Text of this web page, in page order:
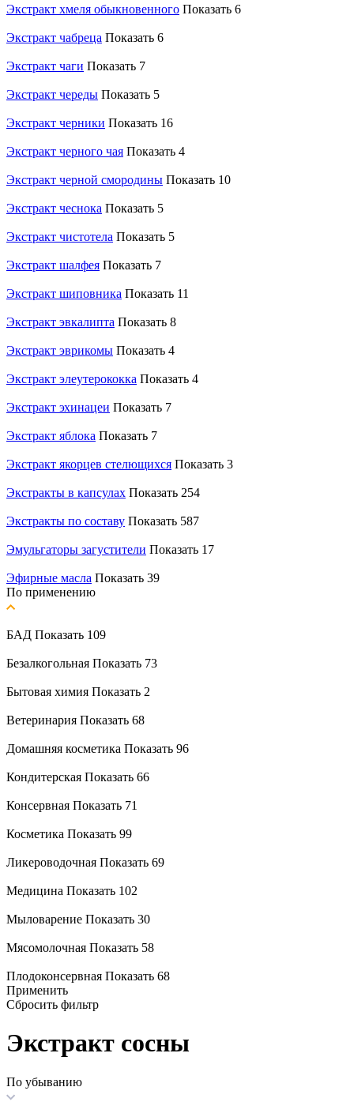
Экстракт хмеля обыкновенного Показать 6
Экстракт чабреца Показать 6
Экстракт чаги Показать 7
Экстракт череды Показать 5
Экстракт черники Показать 16
Экстракт черного чая Показать 4
Экстракт черной смородины Показать 10
Экстракт чеснока Показать 5
Экстракт чистотела Показать 5
Экстракт шалфея Показать 7
Экстракт шиповника Показать 11
Экстракт эвкалипта Показать 8
Экстракт эврикомы Показать 4
Экстракт элеутерококка Показать 4
Экстракт эхинацеи Показать 7
Экстракт яблока Показать 7
Экстракт якорцев стелющихся Показать 3
Экстракты в капсулах Показать 254
Экстракты по составу Показать 587
Эмульгаторы загустители Показать 17
Эфирные масла Показать 39
По применению
БАД Показать 109
Безалкогольная Показать 73
Бытовая химия Показать 2
Ветеринария Показать 68
Домашняя косметика Показать 96
Кондитерская Показать 66
Консервная Показать 71
Косметика Показать 99
Ликероводочная Показать 69
Медицина Показать 102
Мыловарение Показать 30
Мясомолочная Показать 58
Плодоконсервная Показать 68
Применить
Сбросить фильтр
Экстракт сосны
По убыванию